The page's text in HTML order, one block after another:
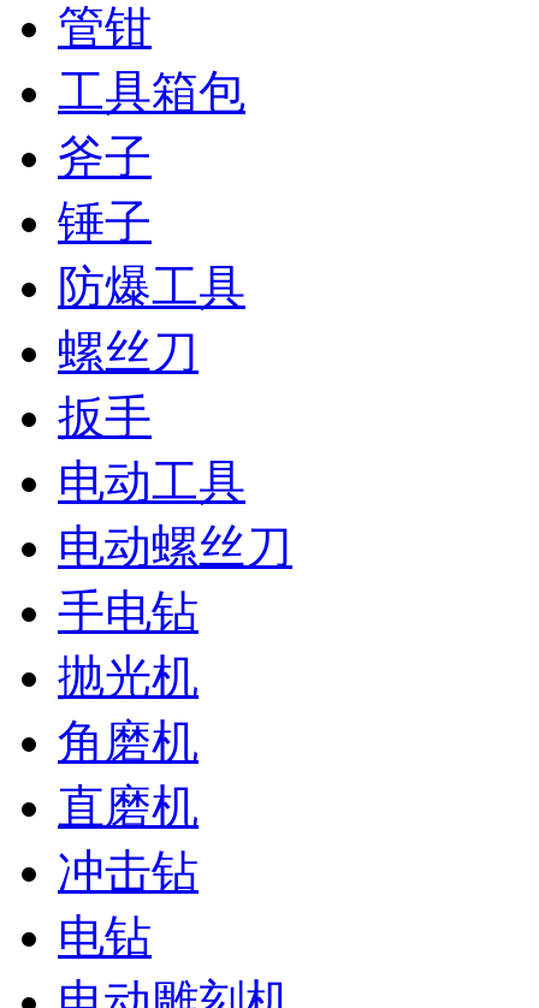
管钳
工具箱包
斧子
锤子
防爆工具
螺丝刀
扳手
电动工具
电动螺丝刀
手电钻
抛光机
角磨机
直磨机
冲击钻
电钻